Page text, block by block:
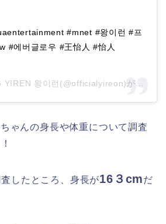
#mnet #왕이런 #프
#에버글로우 #王怡人 #怡人
EVERGLOW WANG YIREN 왕이런(@officialyireon)がシェアした投稿 –
ゃんの身長や体重について調査
したところ、身長が16３cmだ